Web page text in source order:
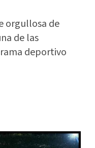
orgullosa de
de las
deportivo